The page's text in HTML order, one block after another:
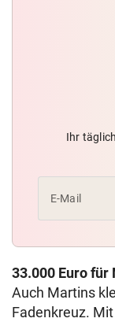
Ihr
E-Mail
33.000 Euro
Auch Martins
Fadenkreuz.